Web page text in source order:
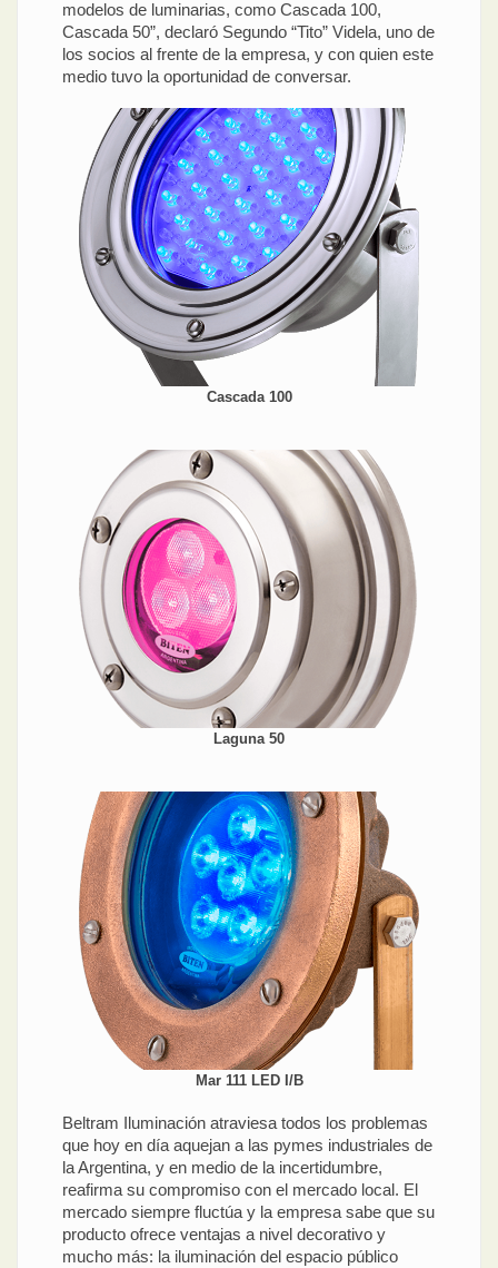
modelos de luminarias, como Cascada 100,
Cascada 50”, declaró Segundo “Tito” Videla, uno de
los socios al frente de la empresa, y con quien este
medio tuvo la oportunidad de conversar.
Cascada 100
Laguna 50
Mar 111 LED I/B
Beltram Iluminación atraviesa todos los problemas
que hoy en día aquejan a las pymes industriales de
la Argentina, y en medio de la incertidumbre,
reafirma su compromiso con el mercado local. El
mercado siempre fluctúa y la empresa sabe que su
producto ofrece ventajas a nivel decorativo y
mucho más: la iluminación del espacio público